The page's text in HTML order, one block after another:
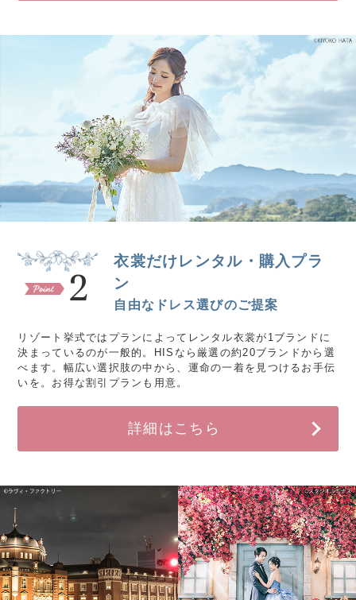
2
衣裳だけレンタル・購入プラ
ン
自由なドレス選びのご提案
リゾート挙式ではプランによってレンタル衣裳が1ブランドに
決まっているのが一般的。HISなら厳選の約20ブランドから選
べます。幅広い選択肢の中から、運命の一着を見つけるお手伝
いを。お得な割引プランも用意。
詳細はこちら